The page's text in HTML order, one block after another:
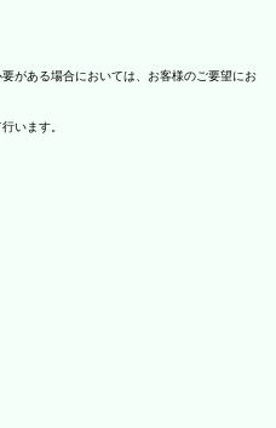
がある場合においては、お客様のご要望にお
います。